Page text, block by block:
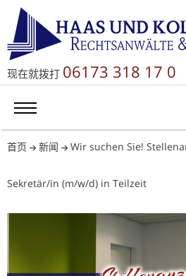
现在就拨打 06173 318 17 0
首页 新闻 Wir suchen Sie!
Sekretär/in (m/w/d) in Teilzeit